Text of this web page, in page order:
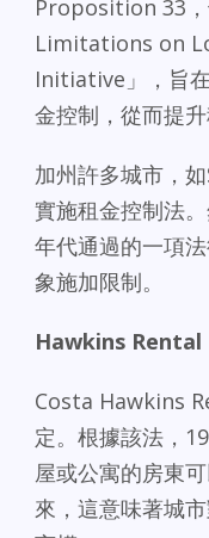
Proposition 33
Limitations on
Initiative」，旨
金控制，從而提升
加州許多城市，
實施租金控制法
年代通過的一項
象施加限制。
Hawkins Rental
Costa Hawkins
定。根據該法，
屋或公寓的房東
來，這意味著城